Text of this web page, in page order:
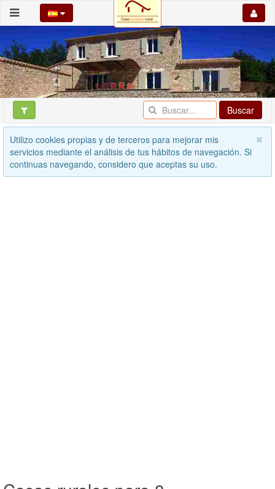
Buscar
Utilizo cookies propias y de terceros para mejorar mis
servicios mediante el análisis de tus hábitos de navegación. Si
continuas navegando, considero que aceptas su uso.